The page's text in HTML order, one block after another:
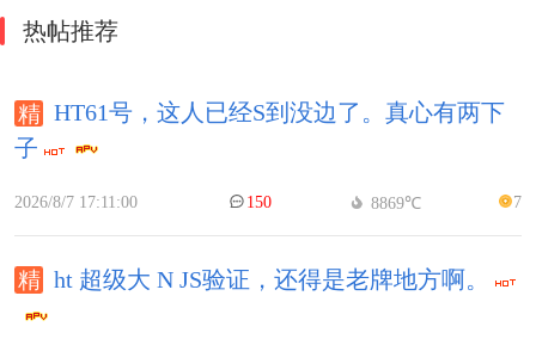
热帖推荐
HT61号，这人已经S到没边了。真心有两下
子
2026/8/7 17:11:00 150 8869℃ 7
ht 超级大 N JS验证，还得是老牌地方啊。